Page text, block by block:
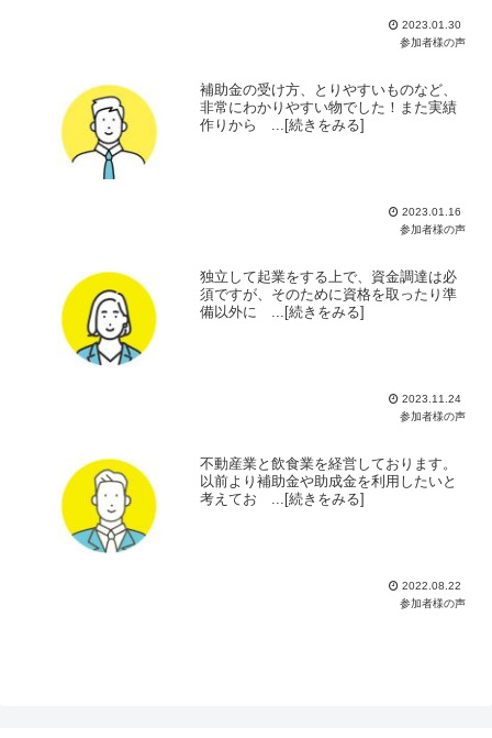
2023.01.30
参加者様の声
補助金の受け方、とりやすいものなど、
非常にわかりやすい物でした！また実績
作りから ...[続きをみる]
2023.01.16
参加者様の声
独立して起業をする上で、資金調達は必
須ですが、そのために資格を取ったり準
備以外に ...[続きをみる]
2023.11.24
参加者様の声
不動産業と飲食業を経営しております。
以前より補助金や助成金を利用したいと
考えてお ...[続きをみる]
2022.08.22
参加者様の声